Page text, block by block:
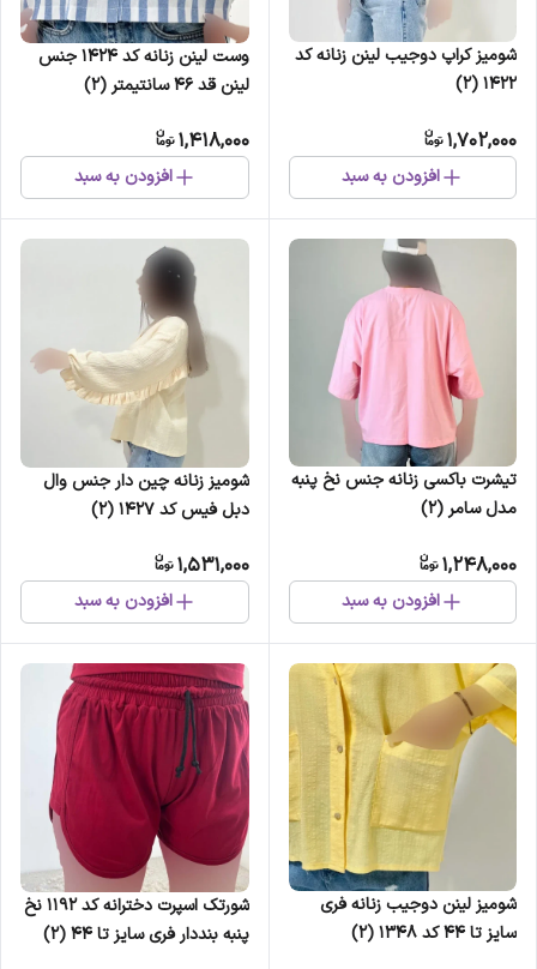
شومیز کراپ دوجیب لینن زنانه کد
1422 (2)
1,702,000
افزودن به سبد
وست لینن زنانه کد 1424 جنس
لینن قد 46 سانتیمتر (2)
1,418,000
افزودن به سبد
تیشرت باکسی زنانه جنس نخ پنبه
مدل سامر (2)
1,248,000
افزودن به سبد
شومیز زنانه چین دار جنس وال
دبل فیس کد 1427 (2)
1,531,000
افزودن به سبد
شومیز لینن دوجیب زنانه فری
سایز تا 44 کد 1348 (2)
شورتک اسپرت دخترانه کد 1192 نخ
پنبه بنددار فری سایز تا 44 (2)